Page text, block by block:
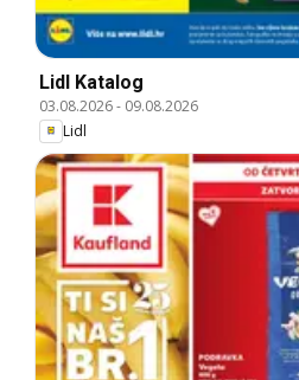
Lidl Katalog
03.08.2026- 09.08.2026
Lidl